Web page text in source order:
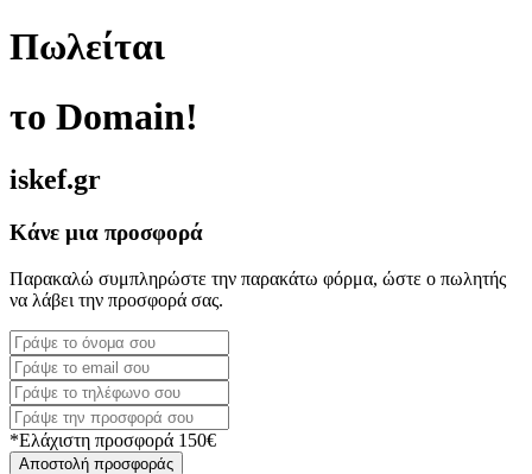
Πωλείται
το Domain!
iskef.gr
Κάνε μια προσφορά
Παρακαλώ συμπληρώστε την παρακάτω φόρμα, ώστε ο πωλητής
να λάβει την προσφορά σας.
*Ελάχιστη προσφορά 150€
Αποστολή προσφοράς